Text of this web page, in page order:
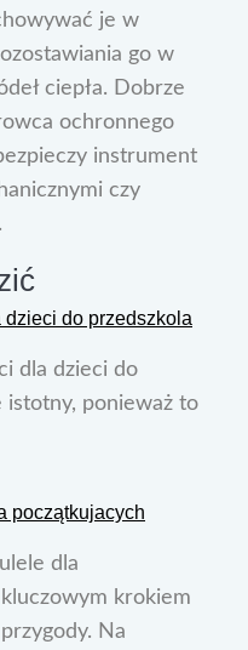
je w
go w
ciepła. Dobrze
ochronnego
instrument
czy
dzieci do przedszkola
dla dzieci do
istotny, ponieważ to
początkujacych
dla
krokiem
Na